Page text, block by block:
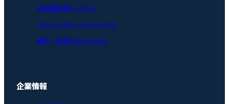
低栄養指導システム
ストレスチェックシステム
健診・指導XMLtoExcel
企業情報